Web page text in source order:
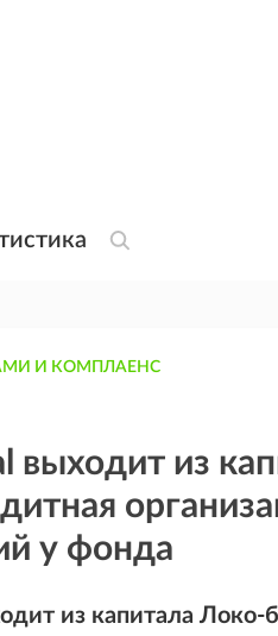
И КОМПЛАЕНС
выходит из
у фонда
из капитала Локо-